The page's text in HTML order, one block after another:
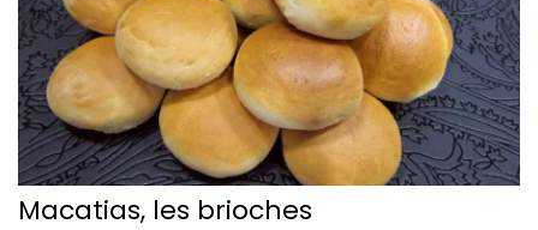
Macatias, les brioches